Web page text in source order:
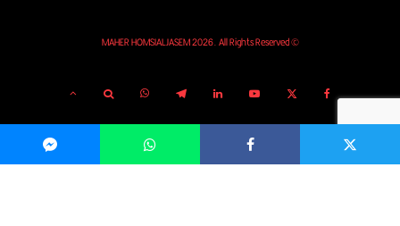
© MAHER HOMSIALJASEM 2026. All Rights Reserved